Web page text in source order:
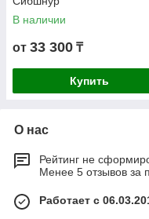
В наличии
от 33 300 ₸
Купить
О нас
Рейтинг не
Менее 5 отзывов за
Работает с